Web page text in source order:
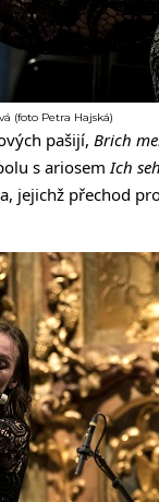
(foto Petra Hajská)
pašijí, Brich
s ariosem Ich
jejichž přechod